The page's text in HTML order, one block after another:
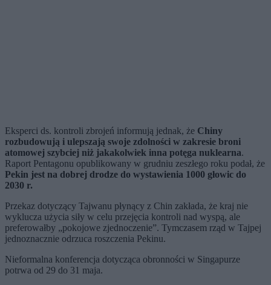
Eksperci ds. kontroli zbrojeń informują jednak, że Chiny
rozbudowują i ulepszają swoje zdolności w zakresie broni
atomowej szybciej niż jakakolwiek inna potęga nuklearna.
Raport Pentagonu opublikowany w grudniu zeszłego roku podał, że
Pekin jest na dobrej drodze do wystawienia 1000 głowic do
2030 r.
Przekaz dotyczący Tajwanu płynący z Chin zakłada, że kraj nie
wyklucza użycia siły w celu przejęcia kontroli nad wyspą, ale
preferowałby „pokojowe zjednoczenie”. Tymczasem rząd w Tajpej
jednoznacznie odrzuca roszczenia Pekinu.
Nieformalna konferencja dotycząca obronności w Singapurze
potrwa od 29 do 31 maja.